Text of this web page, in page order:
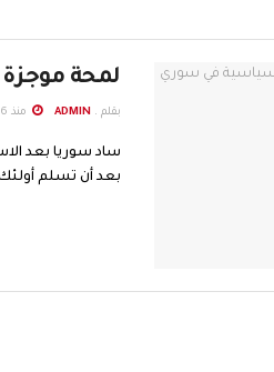
لمحة
بقلم . ADMIN منذ 16 سنة
ساد سوريا بعد
بعد أن تسلم